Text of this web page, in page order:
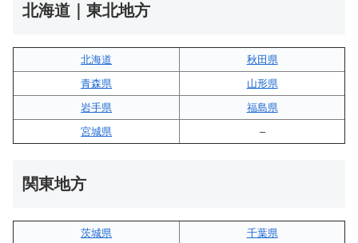
北海道｜東北地方
北海道
秋田県
青森県
山形県
岩手県
福島県
宮城県
–
関東地方
茨城県
千葉県